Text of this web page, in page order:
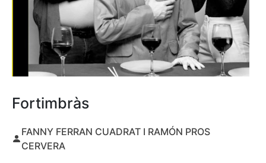
Fortimbràs
FANNY FERRAN CUADRAT I RAMÓN PROS
CERVERA